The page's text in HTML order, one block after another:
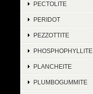
PECTOLITE
PERIDOT
PEZZOTTITE
PHOSPHOPHYLLITE
PLANCHEITE
PLUMBOGUMMITE